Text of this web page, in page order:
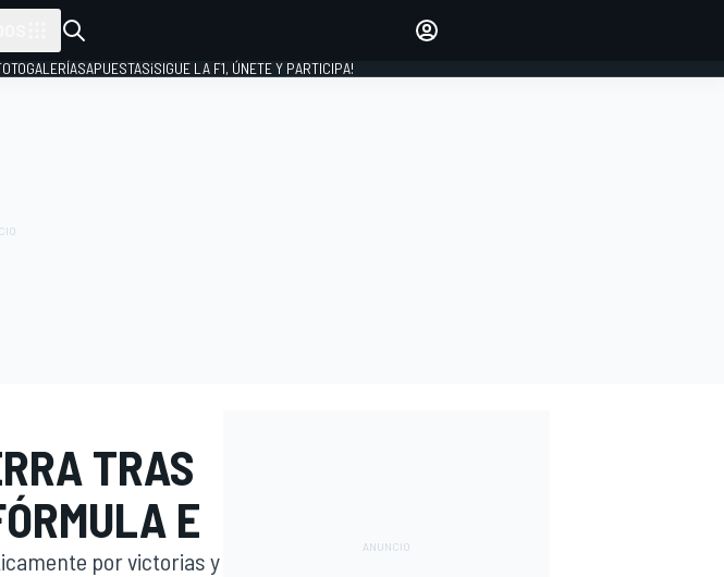
APUESTAS¡SIGUE LA F1, ÚNETE Y PARTICIPA!
TRAS
E
por victorias y